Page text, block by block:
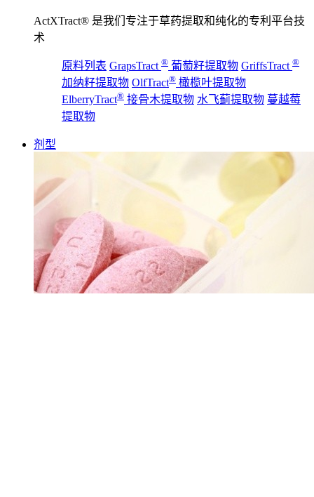
ActXTract® 是我们专注于草药提取和纯化的专利平台技
术
原料列表 GrapsTract ® 葡萄籽提取物 GriffsTract ®
加纳籽提取物 OlfTract® 橄榄叶提取物
ElberryTract® 接骨木提取物 水飞蓟提取物 蔓越莓
提取物
剂型